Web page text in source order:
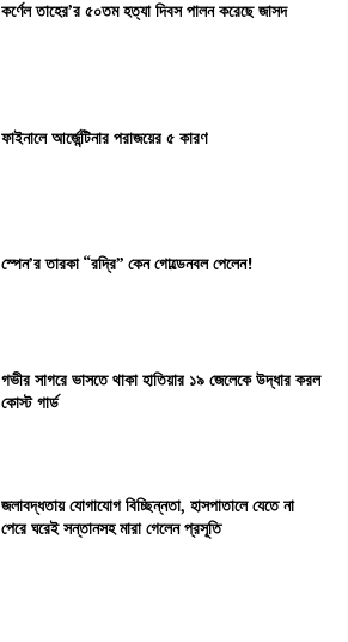
কর্ণেল তাহের’র ৫০তম হত্যা দিবস পালন করেছে জাসদ
ফাইনালে আর্জেন্টিনার পরাজয়ের ৫ কারণ
স্পেন’র তারকা “রদ্রি” কেন গোল্ডেনবল পেলেন!
গভীর সাগরে ভাসতে থাকা হাতিয়ার ১৯ জেলেকে উদ্ধার করল
কোস্ট গার্ড
জলাবদ্ধতায় যোগাযোগ বিচ্ছিন্নতা, হাসপাতালে যেতে না
পেরে ঘরেই সন্তানসহ মারা গেলেন প্রসূতি